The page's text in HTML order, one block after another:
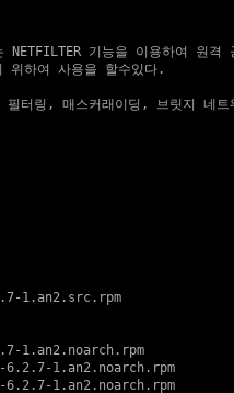
NETFILTER 기능을 이용하여 원격
위하여 사용을 할수있다.
터링, 매스커래이딩, 브릿지 네트
1.an2.src.rpm
1.an2.noarch.rpm
1.an2.noarch.rpm
1.an2.noarch.rpm